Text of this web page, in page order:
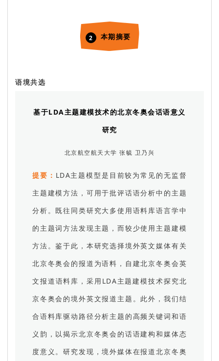
2 本期摘要
语境共选
基于LDA主题建模技术的北京冬奥会话语意义
研究
北京航空航天大学 张毓 卫乃兴
提要： LDA主题模型是目前较为常见的无监督
主题建模方法，可用于批评话语分析中的主题
分析。既往同类研究大多使用语料库语言学中
的主题词方法发现主题，而较少使用主题建模
方法。鉴于此，本研究选择境外英文媒体有关
北京冬奥会的报道为语料，自建北京冬奥会英
文报道语料库，采用LDA主题建模技术探究北
京冬奥会的境外英文报道主题。此外，我们结
合语料库驱动路径分析主题的高频关键词和语
义韵，以揭示北京冬奥会的话语建构和媒体态
度意义。研究发现，境外媒体在报道北京冬奥